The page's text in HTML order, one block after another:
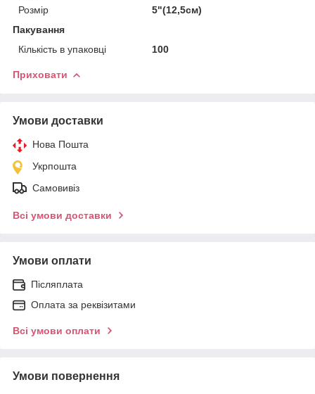
Розмір
5"(12,5см)
Пакування
Кількість в упаковці
100
Приховати
Умови доставки
Нова Пошта
Укрпошта
Самовивіз
Всі умови доставки
Умови оплати
Післяплата
Оплата за реквізитами
Всі умови оплати
Умови повернення